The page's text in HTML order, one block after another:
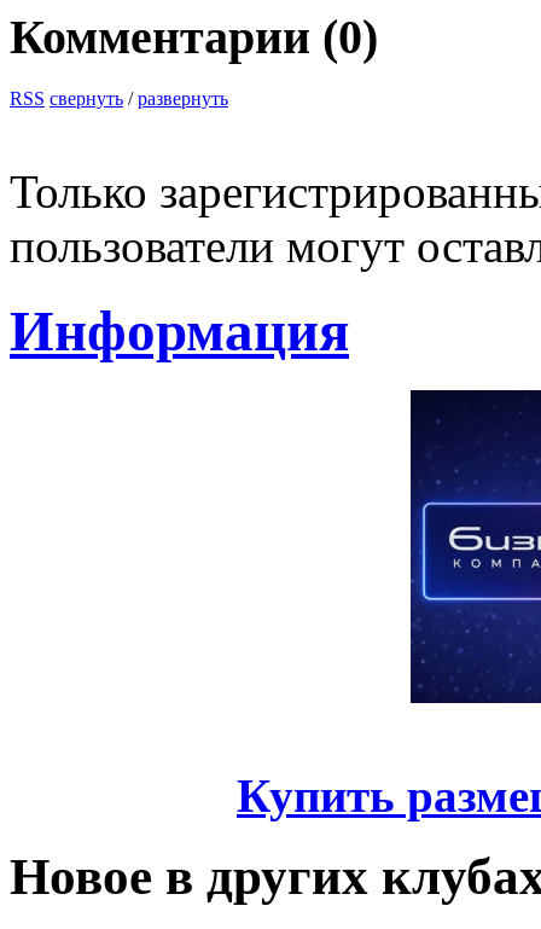
Комментарии (0)
RSS свернуть /развернуть
Только
пользователи могут
Информация
Купить
Новое в других